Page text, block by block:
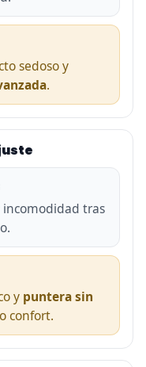
sedoso y
.
incomodidad tras
y puntera sin
confort.